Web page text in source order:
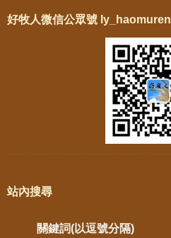
好牧人微信公眾號 ly_haomuren
站內搜尋
關鍵詞(以逗號分隔)